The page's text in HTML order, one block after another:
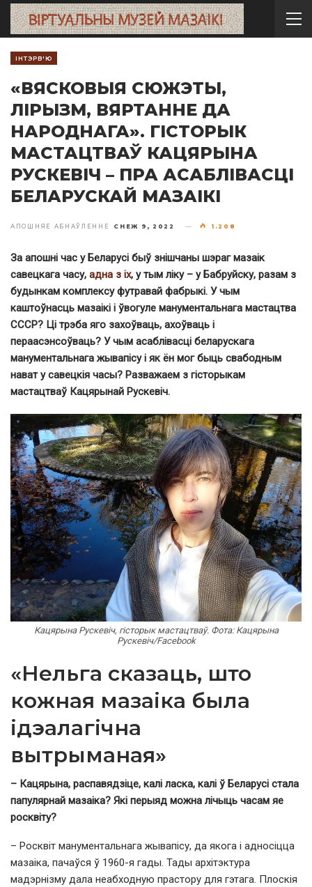
ІНТЭРВ'Ю
«ВЯСКОВЫЯ СЮЖЭТЫ,
ЛІРЫЗМ, ВЯРТАННЕ ДА
НАРОДНАГА». ГІСТОРЫК
МАСТАЦТВАЎ КАЦЯРЫНА
РУСКЕВІЧ – ПРА АСАБЛІВАСЦІ
БЕЛАРУСКАЙ МАЗАІКІ
АПОШНЯЕ АБНАЎЛЕННЕ СНЕЖ 9, 2022 1.208
За апошні час у Беларусі быў знішчаны шэраг мазаік
савецкага часу, адна з іх, у тым ліку – у Бабруйску, разам з
будынкам комплексу футравай фабрыкі. У чым
каштоўнасць мазаікі і ўвогуле манументальнага мастацтва
СССР? Ці трэба яго захоўваць, ахоўваць і
пераасэнсоўваць? У чым асаблівасці беларускага
манументальнага жывапісу і як ён мог быць свабодным
нават у савецкія часы? Разважаем з гісторыкам
мастацтваў Кацярынай Рускевіч.
Кацярына Рускевіч, гісторык мастацтваў. Фота: Кацярына
Рускевіч/Facebook
«Нельга сказаць, што
кожная мазаіка была
ідэалагічна
вытрыманая»
– Кацярына, распавядзіце, калі ласка, калі ў Беларусі стала
папулярнай мазаіка? Які перыяд можна лічыць часам яе
росквіту?
– Росквіт манументальнага жывапісу, да якога і адносіцца
мазаіка, пачаўся ў 1960-я гады. Тады архітэктура
мадэрнізму дала неабходную прастору для гэтага. Плоскія